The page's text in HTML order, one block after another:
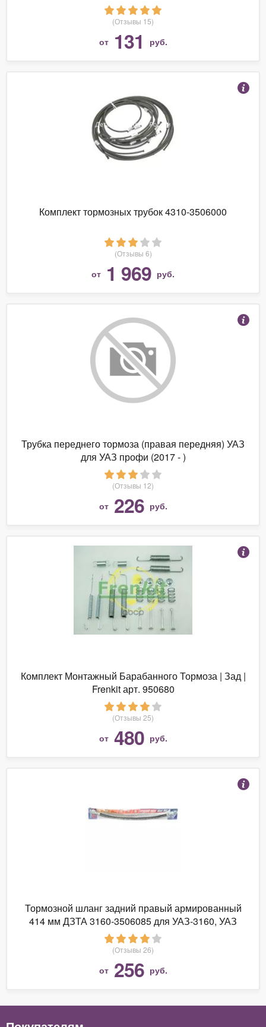
(Отзывы 15)
от 131 руб.
Комплект тормозных трубок 4310-3506000
(Отзывы 6)
от 1 969 руб.
Трубка переднего тормоза (правая передняя) УАЗ
для УАЗ профи (2017 - )
(Отзывы 12)
от 226 руб.
Комплект Монтажный Барабанного Тормоза | Зад |
Frenkit арт. 950680
(Отзывы 25)
от 480 руб.
Тормозной шланг задний правый армированный
414 мм ДЗТА 3160-3506085 для УАЗ-3160, УАЗ
Хантер, УАЗ Патриот
(Отзывы 26)
от 256 руб.